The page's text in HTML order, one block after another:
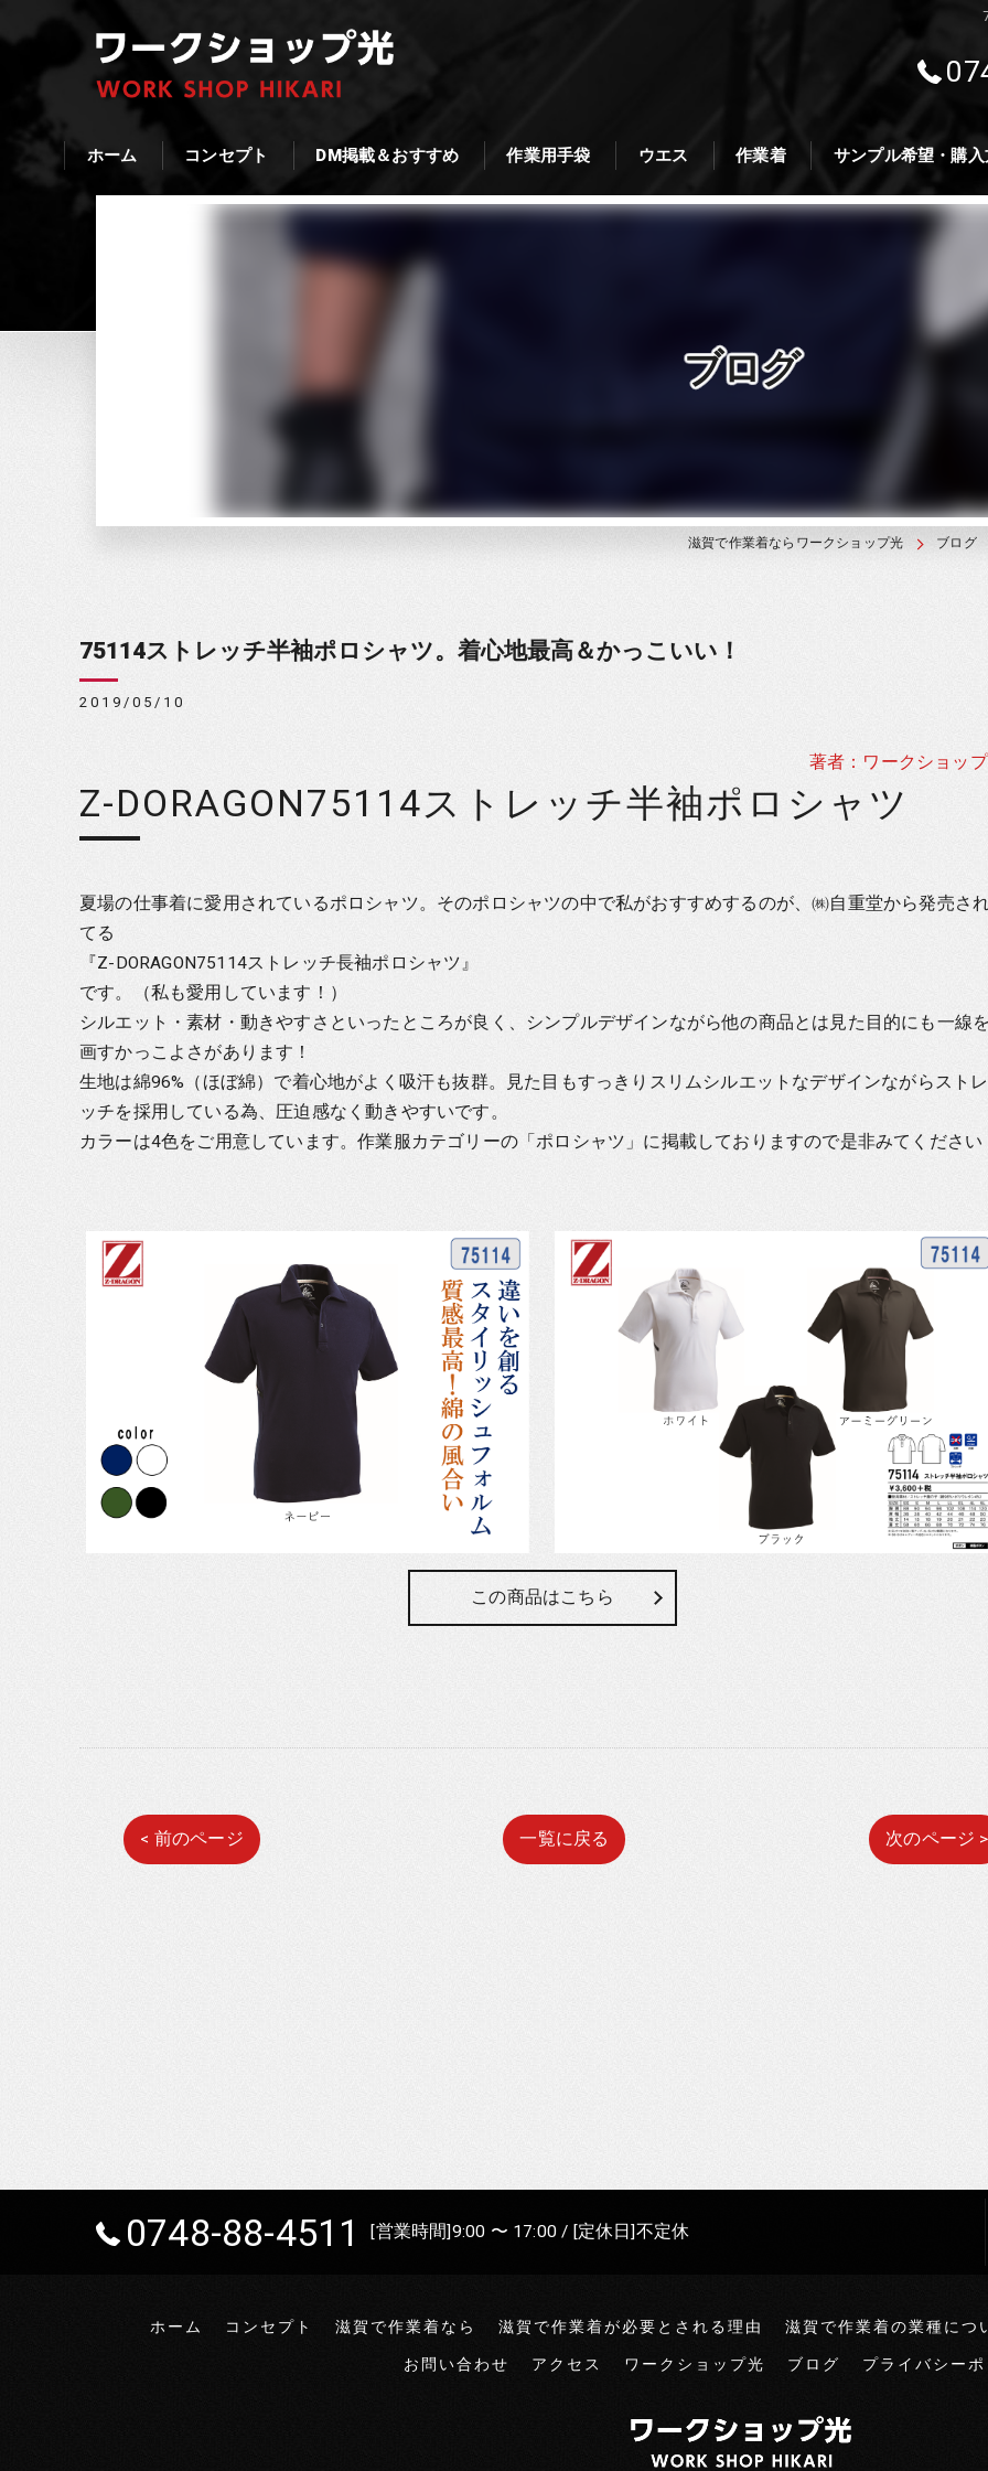
ホーム コンセプト DM掲載＆おすすめ 作業用手袋 ウエス 作業着 サンプル希望・購
ブログ
滋賀で作業着ならワークショップ光 ブログ
75114ストレッチ半袖ポロシャツ。着心地最高＆かっこいい！
2019/05/10
著者：ワークショッ
Z-DORAGON75114ストレッチ半袖ポロシャツ
夏場の仕事着に愛用されているポロシャツ。そのポロシャツの中で私がおすすめするのが、㈱自重堂から発売さ
てる
『Z-DORAGON75114ストレッチ長袖ポロシャツ』
です。（私も愛用しています！）
シルエット・素材・動きやすさといったところが良く、シンプルデザインながら他の商品とは見た目的にも一線
画すかっこよさがあります！
生地は綿96%（ほぼ綿）で着心地がよく吸汗も抜群。見た目もすっきりスリムシルエットなデザインながらストレ
ッチを採用している為、圧迫感なく動きやすいです。
カラーは4色をご用意しています。作業服カテゴリーの「ポロシャツ」に掲載しておりますので是非みてください
この商品はこちら
< 前のページ 一覧に戻る 次のページ >
0748-88-4511 [営業時間]9:00 〜 17:00 / [定休日]不定休
ホーム コンセプト 滋賀で作業着なら 滋賀で作業着が必要とされる理由 滋賀で作業着の業種につ
お問い合わせ アクセス ワークショップ光 ブログ プライバシー